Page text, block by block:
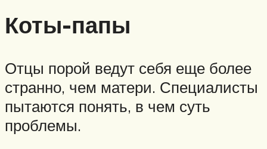
Коты-папы
Отцы порой ведут себя еще более
странно, чем матери. Специалисты
пытаются понять, в чем суть
проблемы.